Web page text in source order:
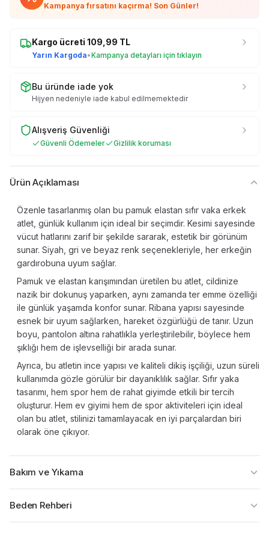
Kampanya fırsatını kaçırma! Son Günler!
Kargo ücreti 109,99 TL
Yarın Kargoda•Kampanya detayları için tıklayın
Bu üründe iade yok
Hijyen nedeniyle iade kabul edilmemektedir
Alışveriş Güvenliği
Güvenli Ödemeler Gizlilik koruması
Ürün Açıklaması
Özenle tasarlanmış olan bu pamuk elastan sıfır vaka erkek
atlet, günlük kullanım için ideal bir seçimdir. Kesimi sayesinde
vücut hatlarını zarif bir şekilde sararak, estetik bir görünüm
sunar. Siyah, gri ve beyaz renk seçenekleriyle, her erkeğin
gardırobuna uyum sağlar.
Pamuk ve elastan karışımından üretilen bu atlet, cildinize
nazik bir dokunuş yaparken, aynı zamanda ter emme özelliği
ile günlük yaşamda konfor sunar. Ribana yapısı sayesinde
esnek bir uyum sağlarken, hareket özgürlüğü de tanır. Uzun
boyu, pantolon altına rahatlıkla yerleştirilebilir, böylece hem
şıklığı hem de işlevselliği bir arada sunar.
Ayrıca, bu atletin ince yapısı ve kaliteli dikiş işçiliği, uzun süreli
kullanımda gözle görülür bir dayanıklılık sağlar. Sıfır yaka
tasarımı, hem spor hem de rahat giyimde etkili bir tercih
oluşturur. Hem ev giyimi hem de spor aktiviteleri için ideal
olan bu atlet, stilinizi tamamlayacak en iyi parçalardan biri
olarak öne çıkıyor.
Bakım ve Yıkama
Beden Rehberi